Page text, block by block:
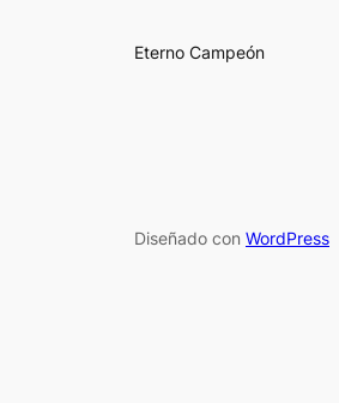
Eterno Campeón
Diseñado con WordPress